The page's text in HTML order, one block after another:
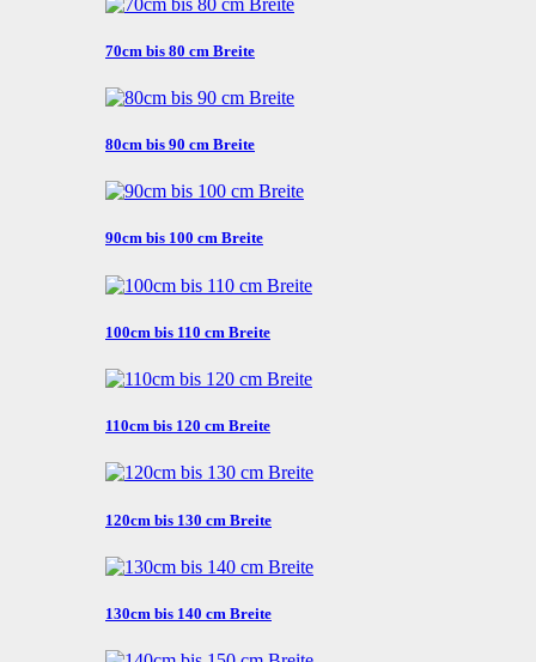
70cm bis 80 cm Breite
80cm bis 90 cm Breite
90cm bis 100 cm Breite
100cm bis 110 cm Breite
110cm bis 120 cm Breite
120cm bis 130 cm Breite
130cm bis 140 cm Breite